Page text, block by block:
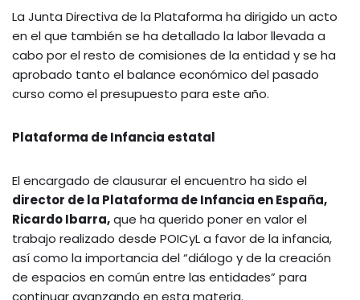
La Junta Directiva de la Plataforma ha dirigido un acto
en el que también se ha detallado la labor llevada a
cabo por el resto de comisiones de la entidad y se ha
aprobado tanto el balance económico del pasado
curso como el presupuesto para este año.
Plataforma de Infancia estatal
El encargado de clausurar el encuentro ha sido el
director de la Plataforma de Infancia en España,
Ricardo Ibarra,que ha querido poner en valor el
trabajo realizado desde POICyL a favor de la infancia,
así como la importancia del “diálogo y de la creación
de espacios en común entre las entidades” para
continuar avanzando en esta materia.